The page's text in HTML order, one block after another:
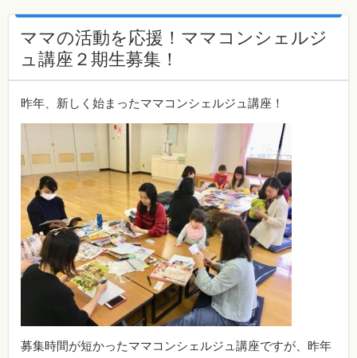
ママの活動を応援！ママコンシェルジ
ュ講座２期生募集！
昨年、新しく始まったママコンシェルジュ講座！
募集時間が短かったママコンシェルジュ講座ですが、昨年